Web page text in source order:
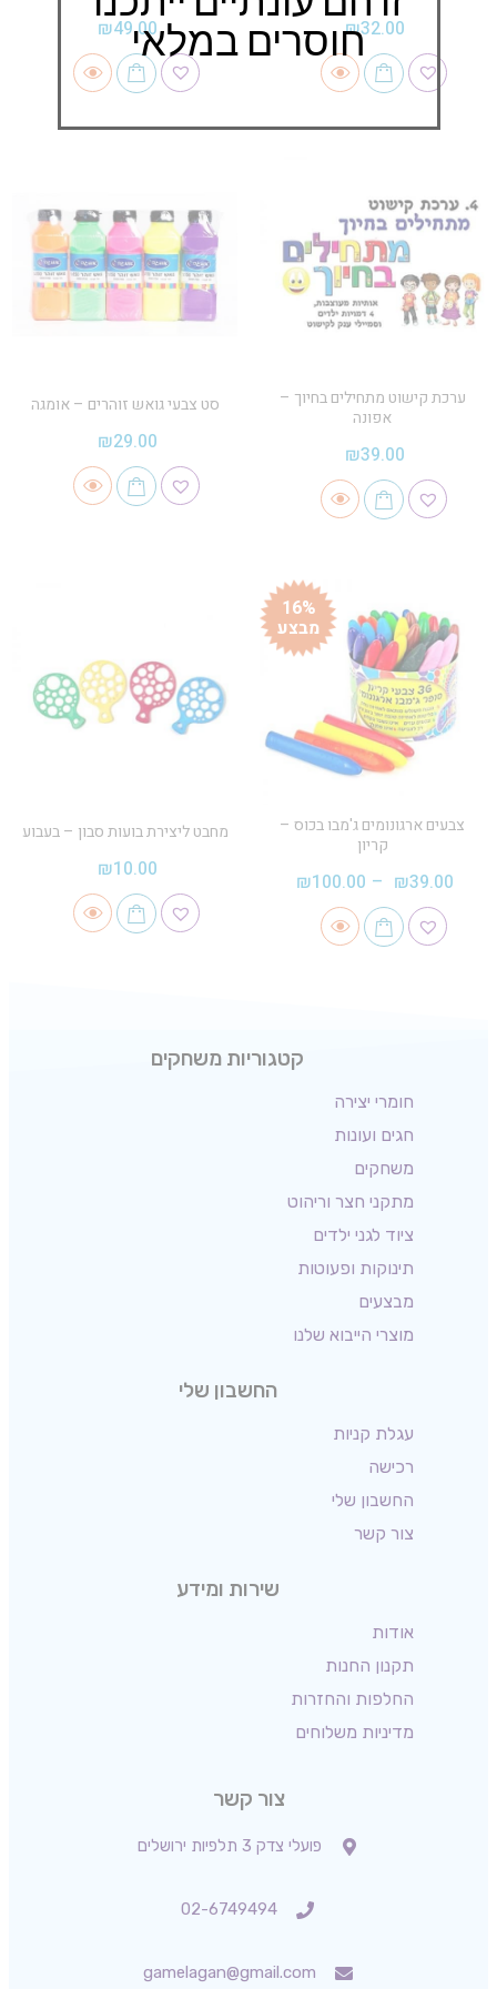
₪32.00
₪49.00
ערכת קישוט מתחילים בחיוך –
אפונה
₪39.00
סט צבעי גואש זוהרים – אומגה
₪29.00
16%
מבצע
צבעים ארגונומים ג'מבו בכוס –
קריון
₪39.00
–
₪100.00
מחבט ליצירת בועות סבון – בעבוע
₪10.00
קטגוריות משחקים
חומרי יצירה
חגים ועונות
משחקים
מתקני חצר וריהוט
ציוד לגני ילדים
תינוקות ופעוטות
מבצעים
מוצרי הייבוא שלנו
החשבון שלי
עגלת קניות
רכישה
החשבון שלי
צור קשר
שירות ומידע
אודות
תקנון החנות
החלפות והחזרות
מדיניות משלוחים
צור קשר
פועלי צדק 3 תלפיות ירושלים
02-6749494
gamelagan@gmail.com
חוסרים במלאי